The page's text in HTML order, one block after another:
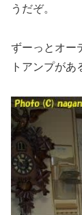
うだぞ。
ずーっとオー
トアンプが